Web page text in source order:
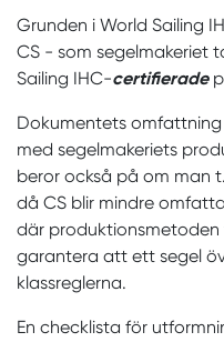
Grunden i World Sailing
CS - som segelmakeriet
Sailing IHC-certifierade
Dokumentets
med segelmakeriets
beror också på om man
då CS blir mindre
där produktionsmetoden
garantera att ett segel
klassreglerna.
En checklista för